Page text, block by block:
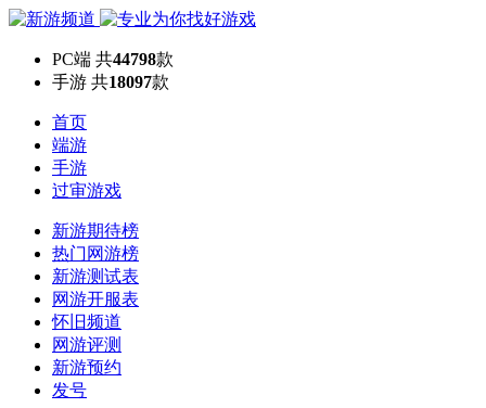
PC端 共44798款
手游 共18097款
首页
端游
手游
过审游戏
新游期待榜
热门网游榜
新游测试表
网游开服表
怀旧频道
网游评测
新游预约
发号